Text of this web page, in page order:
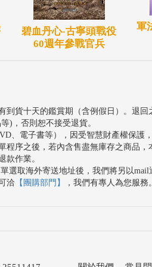
碧血丹心-古寧頭戰役
60週年參戰官兵
軍
到貨十天的鑑賞期（含例假日）。退
)，否則恕不接受退貨。
、電子書等），因受智慧財產權保護
程序之後，若內含售盡無庫存之商品
款作業。
選取海外寄送地址後，我們將另以
洽 【團購部門】 ，我們有專人為您服務。